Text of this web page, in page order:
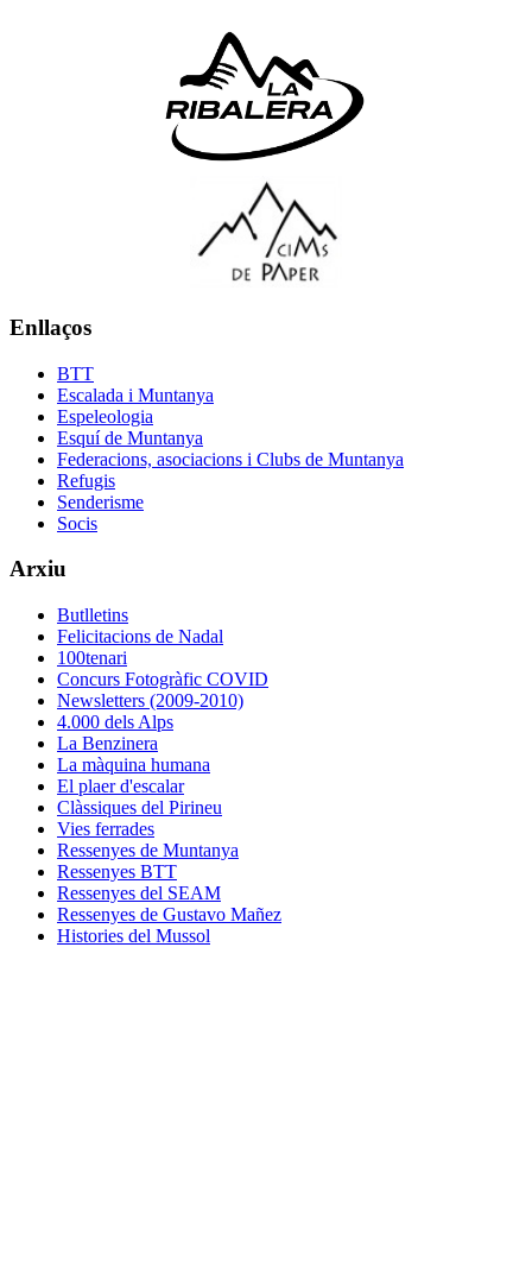
Enllaços
BTT
Escalada i Muntanya
Espeleologia
Esquí de Muntanya
Federacions, asociacions i Clubs de Muntanya
Refugis
Senderisme
Socis
Arxiu
Butlletins
Felicitacions de Nadal
100tenari
Concurs Fotogràfic COVID
Newsletters (2009-2010)
4.000 dels Alps
La Benzinera
La màquina humana
El plaer d'escalar
Clàssiques del Pirineu
Vies ferrades
Ressenyes de Muntanya
Ressenyes BTT
Ressenyes del SEAM
Ressenyes de Gustavo Mañez
Histories del Mussol